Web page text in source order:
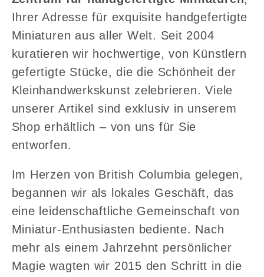
Ihrer Adresse für exquisite handgefertigte
Miniaturen aus aller Welt. Seit 2004
kuratieren wir hochwertige, von Künstlern
gefertigte Stücke, die die Schönheit der
Kleinhandwerkskunst zelebrieren. Viele
unserer Artikel sind exklusiv in unserem
Shop erhältlich – von uns für Sie
entworfen.
Im Herzen von British Columbia gelegen,
begannen wir als lokales Geschäft, das
eine leidenschaftliche Gemeinschaft von
Miniatur-Enthusiasten bediente. Nach
mehr als einem Jahrzehnt persönlicher
Magie wagten wir 2015 den Schritt in die